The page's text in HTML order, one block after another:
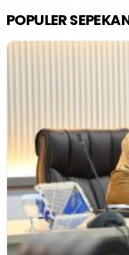
POPULER